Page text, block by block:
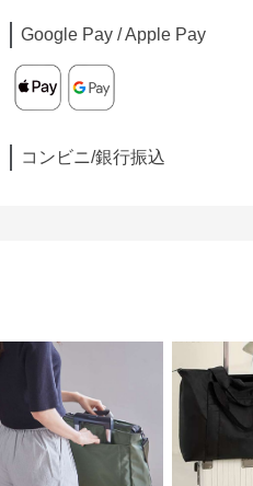
Google Pay / Apple Pay
コンビニ/銀行振込